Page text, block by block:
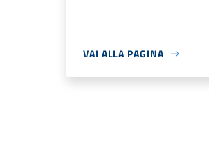
VAI ALLA PAGINA